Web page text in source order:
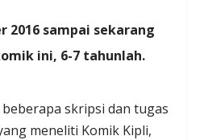
2016 sampai sekarang
ini, 6-7 tahunlah.
skripsi dan tugas
meneliti Komik Kipli,